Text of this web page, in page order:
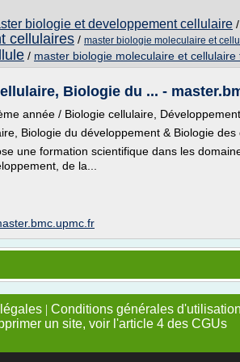
biologie et developpement cellulaire /
cellulaires / master biologie moleculaire et
/ master biologie moleculaire et cellulaire
Biologie du ... -
année / Biologie cellulaire,
Biologie du développement & Biologie des
une formation scientifique dans les
de la...
| Conditions générales d'utilisation
un site, voir l'article 4 des CGUs